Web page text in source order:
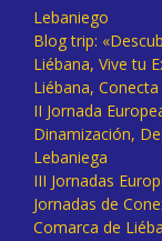
Lebaniego
Blog trip:
Liébana, Vive tu
Liébana,
II Jornada
Dinamización,
Lebaniega
III Jornadas
Jornadas de
Comarca de